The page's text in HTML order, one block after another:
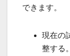
できます。
現在の
整する。